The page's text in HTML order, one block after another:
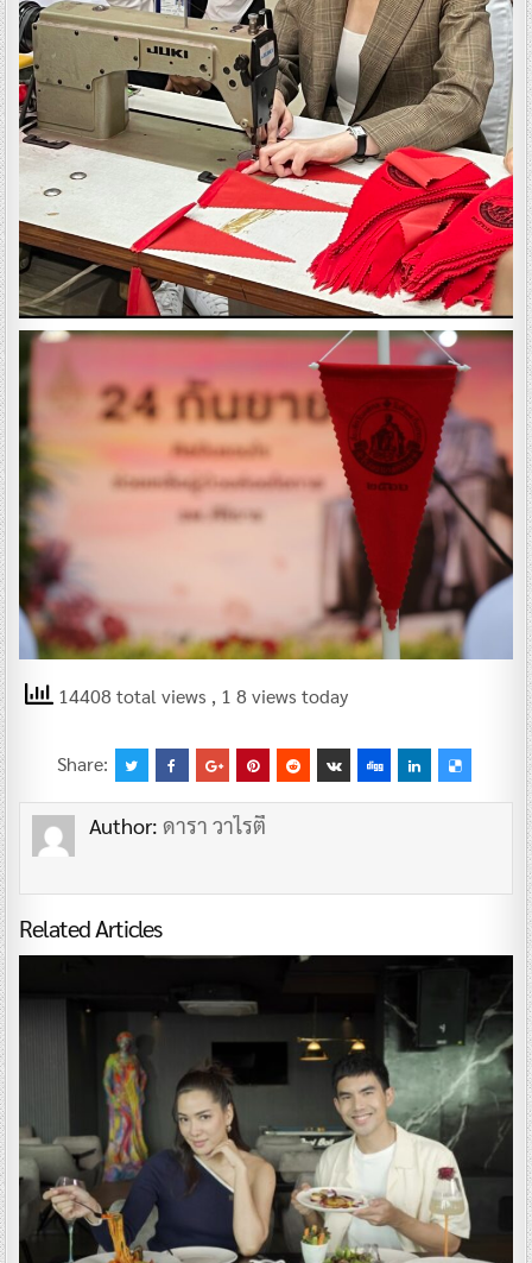
14408 total views , 1 8 views today
Share:
Author: ดารา วาไรตี้
Related Articles